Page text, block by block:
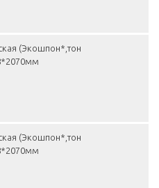
(Экошпон*,тон
(Экошпон*,тон